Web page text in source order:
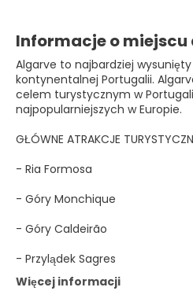
Informacje o
Algarve to najbardziej
kontynentalnej Portugalii.
celem turystycznym w
najpopularniejszych w Europie.
GŁÓWNE ATRAKCJE
- Ria Formosa
- Góry Monchique
- Góry Caldeirão
- Przylądek Sagres
Więcej informacji